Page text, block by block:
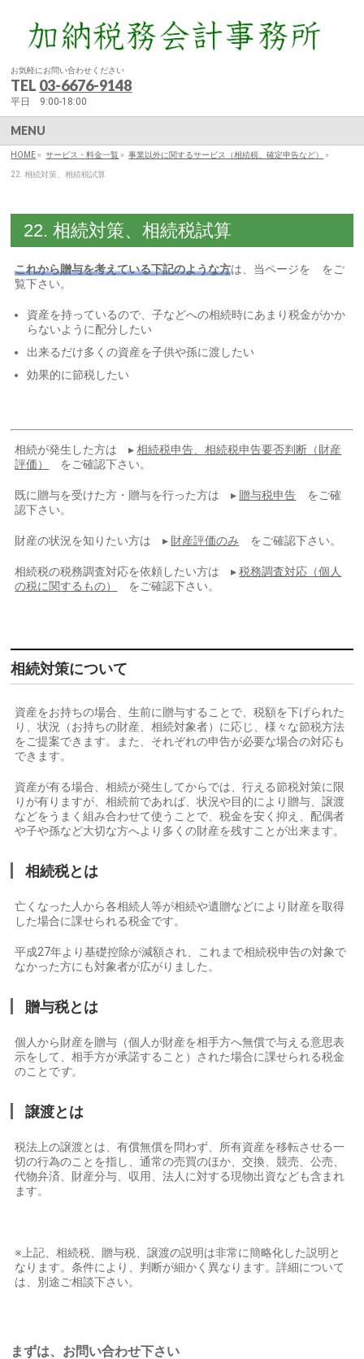
お気軽にお問い合わせください
TEL 03-6676-9148
平日 9:00-18:00
MENU
HOME » サービス・料金一覧 » 事業以外に関するサービス（相続税、確定申告など） »
22. 相続対策、相続税試算
22. 相続対策、相続税試算
これから贈与を考えている下記のような方は、当ページを をご
覧下さい。
資産を持っているので、子などへの相続時にあまり税金がかか
らないように配分したい
出来るだけ多くの資産を子供や孫に渡したい
効果的に節税したい
相続が発生した方は ▸相続税申告、相続税申告要否判断（財産
評価）
をご確認下さい。
既に贈与を受けた方・贈与を行った方は ▸ 贈与税申告 をご確
認下さい。
財産の状況を知りたい方は ▸ 財産評価のみ をご確認下さい。
相続税の税務調査対応を依頼したい方は ▸税務調査対応（個人
の税に関するもの）
をご確認下さい。
相続対策について
資産をお持ちの場合、生前に贈与することで、税額を下げられた
り、状況（お持ちの財産、相続対象者）に応じ、様々な節税方法
をご提案できます。また、それぞれの申告が必要な場合の対応も
できます。
資産が有る場合、相続が発生してからでは、行える節税対策に限
りが有りますが、相続前であれば、状況や目的により贈与、譲渡
などをうまく組み合わせて使うことで、税金を安く抑え、配偶者
や子や孫など大切な方へより多くの財産を残すことが出来ます。
相続税とは
亡くなった人から各相続人等が相続や遺贈などにより財産を取得
した場合に課せられる税金です。
平成27年より基礎控除が減額され、これまで相続税申告の対象で
なかった方にも対象者が広がりました。
贈与税とは
個人から財産を贈与（個人が財産を相手方へ無償で与える意思表
示をして、相手方が承諾すること）された場合に課せられる税金
のことです。
譲渡とは
税法上の譲渡とは、有償無償を問わず、所有資産を移転させる一
切の行為のことを指し、通常の売買のほか、交換、競売、公売、
代物弁済、財産分与、収用、法人に対する現物出資なども含まれ
ます。
※上記、相続税、贈与税、譲渡の説明は非常に簡略化した説明と
なります。条件により、判断が細かく異なります。詳細について
は、別途ご相談下さい。
まずは、お問い合わせ下さい